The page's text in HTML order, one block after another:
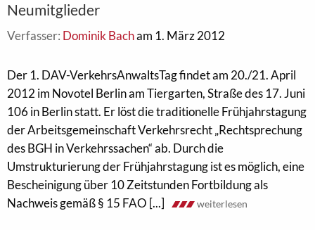
Neumitglieder
Verfasser: Dominik Bacham 1. März 2012
Der 1. DAV-VerkehrsAnwaltsTag findet am 20./21. April
2012 im Novotel Berlin am Tiergarten, Straße des 17. Juni
106 in Berlin statt. Er löst die traditionelle Frühjahrstagung
der Arbeitsgemeinschaft Verkehrsrecht „Rechtsprechung
des BGH in Verkehrssachen“ ab. Durch die
Umstrukturierung der Frühjahrstagung ist es möglich, eine
Bescheinigung über 10 Zeitstunden Fortbildung als
Nachweis gemäß § 15 FAO [...]
weiterlesen